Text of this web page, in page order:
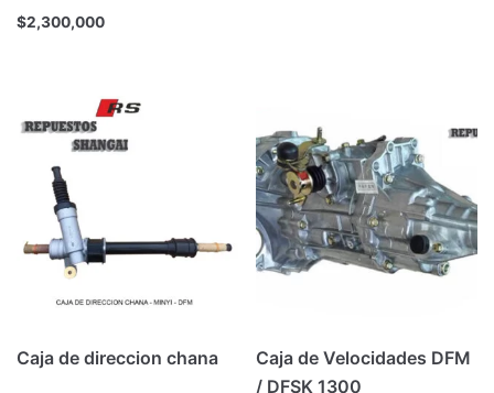
$2,300,000
Caja de direccion chana
Caja de Velocidades DFM
/ DFSK 1300